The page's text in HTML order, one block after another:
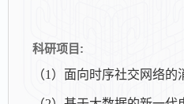
科研项目:
（1 ）面向时序社交网络的